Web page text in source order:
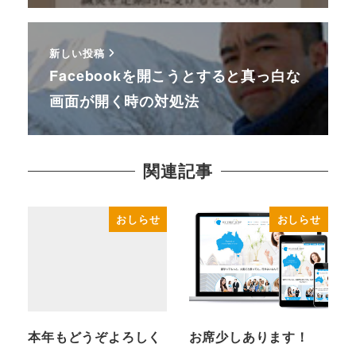
新しい投稿
Facebookを開こうとすると真っ白な
画面が開く時の対処法
関連記事
おしらせ
本年もどうぞよろしく
おしらせ
お席少しあります！